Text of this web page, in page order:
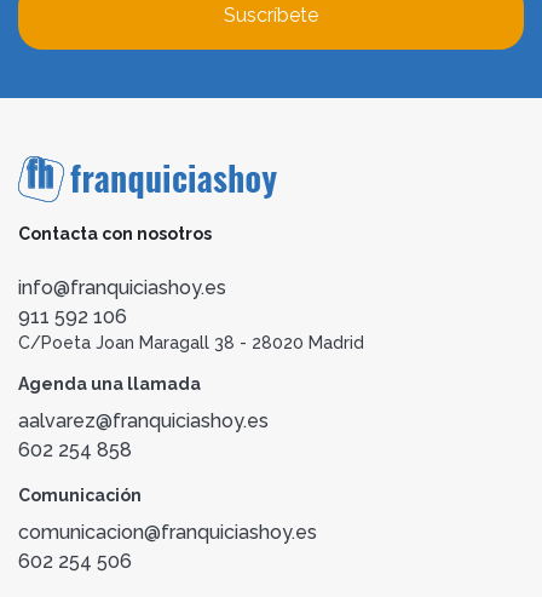
Suscríbete
Contacta con nosotros
info@franquiciashoy.es
911 592 106
C/Poeta Joan Maragall 38 - 28020 Madrid
Agenda una llamada
aalvarez@franquiciashoy.es
602 254 858
Comunicación
comunicacion@franquiciashoy.es
602 254 506